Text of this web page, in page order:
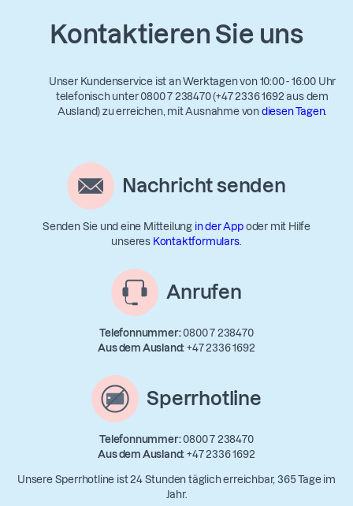
Kontaktieren Sie uns
Unser Kundenservice ist an Werktagen von 10:00 - 16:00 Uhr
telefonisch unter 0800 7 238470 (+47 2336 1692 aus dem
Ausland) zu erreichen, mit Ausnahme von diesen Tagen.
Nachricht senden
Senden Sie und eine Mitteilung in der App oder mit Hilfe
unseres Kontaktformulars.
Anrufen
Telefonnummer:0800 7 238470
Aus dem Ausland: +47 2336 1692
Sperrhotline
Telefonnummer:0800 7 238470
Aus dem Ausland: +47 2336 1692
Unsere Sperrhotline ist 24 Stunden täglich erreichbar, 365 Tage im
Jahr.